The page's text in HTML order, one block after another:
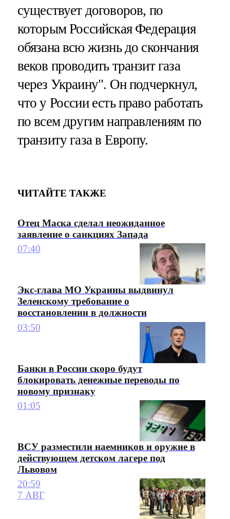
существует договоров, по
которым Российская Федерация
обязана всю жизнь до скончания
веков проводить транзит газа
через Украину". Он подчеркнул,
что у России есть право работать
по всем другим направлениям по
транзиту газа в Европу.
ЧИТАЙТЕ ТАКЖЕ
Отец Маска сделал неожиданное
заявление о санкциях Запада
07:40
Экс-глава МО Украины выдвинул
Зеленскому требование о
восстановлении в должности
03:50
Банки в России скоро будут
блокировать денежные переводы по
новому признаку
01:05
ВСУ разместили наемников и оружие в
действующем детском лагере под
Львовом
20:59
7 АВГ